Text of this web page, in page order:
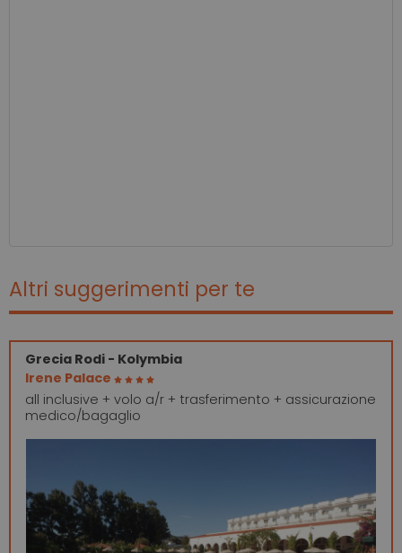
Altri suggerimenti per te
Grecia Rodi - Kolymbia
Irene Palace
all inclusive + volo a/r + trasferimento + assicurazione
medico/bagaglio